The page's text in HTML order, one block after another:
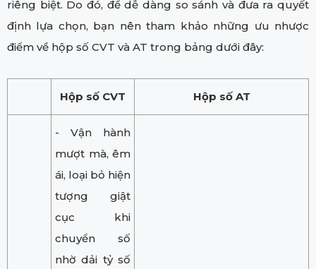
riêng biệt. Do đó, để dễ dàng so sánh và đưa ra quyết
định lựa chọn, bạn nên tham khảo những ưu nhược
điểm về hộp số CVT và AT trong bảng dưới đây:
Hộp số CVT Hộp số AT
- Vận hành
mượt mà, êm
ái, loại bỏ hiện
tượng giật
cục khi
chuyển số
nhờ dải tỷ số